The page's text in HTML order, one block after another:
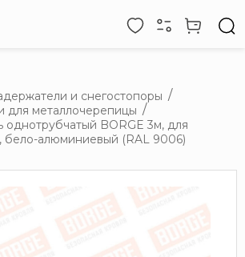
и снегостопоры
для металлочерепицы
однотрубчатый BORGE 3м, для
бело-алюминиевый (RAL 9006)